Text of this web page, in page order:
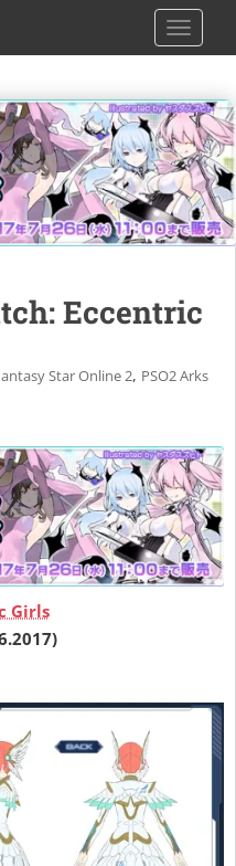
Eccentric
Star Online 2, PSO2 Arks
Girls